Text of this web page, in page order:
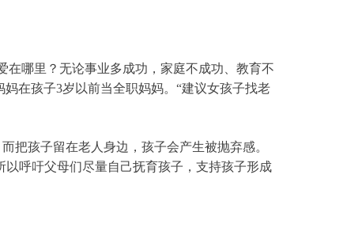
哪里？无论事业多成功，家庭不成功、教育不
在孩子3岁以前当全职妈妈。“建议女孩子找老
孩子留在老人身边，孩子会产生被抛弃感。
呼吁父母们尽量自己抚育孩子，支持孩子形成